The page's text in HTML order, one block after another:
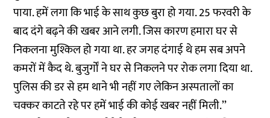
पाया. हमें लगा कि भाई के साथ कुछ बुरा हो गया. 25 फरवरी के
बाद दंगे बढ़ने की खबर आने लगी. जिस कारण हमारा घर से
निकलना मुश्किल हो गया था. हर जगह दंगाई थे हम सब अपने
कमरों में कैद थे. बुजुर्गों ने घर से निकलने पर रोक लगा दिया था.
पुलिस की डर से हम थाने भी नहीं गए लेकिन अस्पतालों का
चक्कर काटते रहे पर हमें भाई की कोई खबर नहीं मिली.’’